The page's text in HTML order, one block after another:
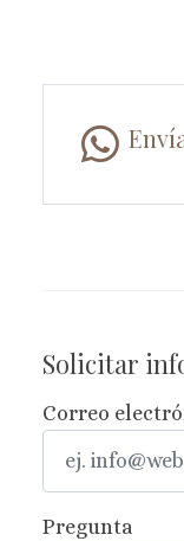
Solicitar
Correo
Pregunta